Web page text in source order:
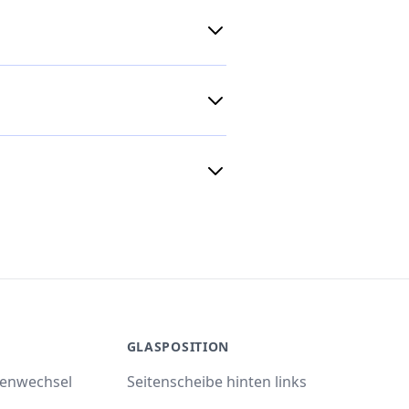
GLASPOSITION
Seitenscheibe hinten links